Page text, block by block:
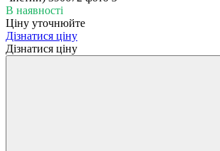
В наявності
Ціну уточнюйте
Дізнатися ціну
Дізнатися ціну